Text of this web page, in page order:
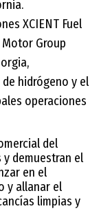
XCIENT Fuel
Group
hidrógeno y el
operaciones
del
demuestran el
en el
y allanar el
limpias y